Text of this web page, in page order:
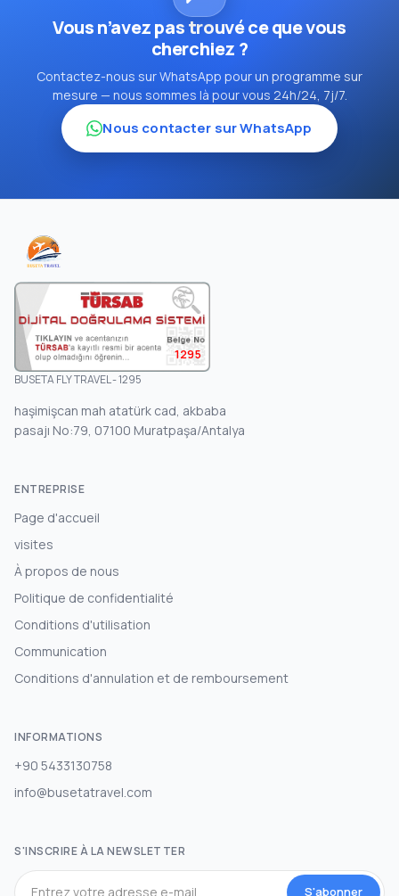
Vous n’avez pas trouvé ce que vous
cherchiez ?
Contactez-nous sur WhatsApp pour un programme sur
mesure — nous sommes là pour vous 24h/24, 7j/7.
Nous contacter sur WhatsApp
1295
BUSETA FLY TRAVEL - 1295
haşimişcan mah atatürk cad, akbaba
pasajı No:79, 07100 Muratpaşa/Antalya
ENTREPRISE
Page d'accueil
visites
À propos de nous
Politique de confidentialité
Conditions d'utilisation
Communication
Conditions d'annulation et de remboursement
INFORMATIONS
+90 5433130758
info@busetatravel.com
S'INSCRIRE À LA NEWSLETTER
S'abonner